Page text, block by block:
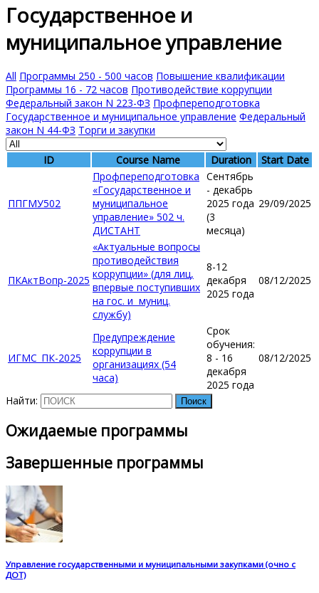
Государственное и
муниципальное управление
All Программы 250 - 500 часов Повышение квалификации
Программы 16 - 72 часов Противодействие коррупции
Федеральный закон N 223-ФЗ Профпереподготовка
Государственное и муниципальное управление Федеральный
закон N 44-ФЗ Торги и закупки
ID Course Name Duration Start Date
ППГМУ502
Профпереподготовка
«Государственное и
муниципальное
управление» 502 ч.
ДИСТАНТ
Сентябрь
- декабрь
2025 года
(3
месяца)
29/09/2025
ПКАктВопр-2025
«Актуальные вопросы
противодействия
коррупции» (для лиц,
впервые поступивших
на гос. и муниц.
службу)
8-12
декабря
2025 года
08/12/2025
ИГМС_ПК-2025
Предупреждение
коррупции в
организациях (54
часа)
Срок
обучения:
8 - 16
декабря
2025 года
08/12/2025
Найти:
Ожидаемые программы
Завершенные программы
Управление государственными и муниципальными закупками (очно с
ДОТ)